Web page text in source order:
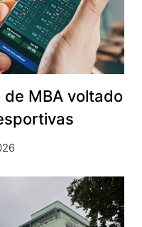
MBA voltado